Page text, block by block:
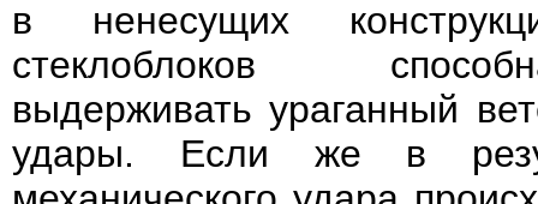
в ненесущих
стеклоблоков
выдерживать ураганный
удары. Если же в